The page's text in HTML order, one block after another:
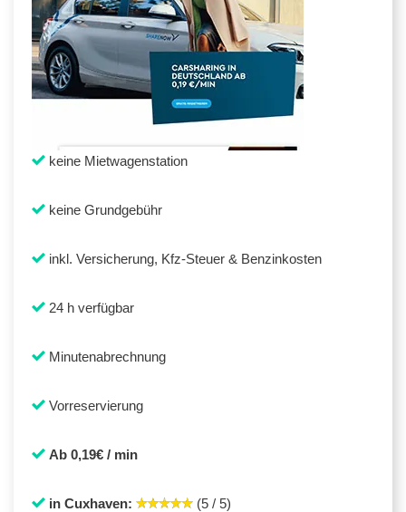
keine Mietwagenstation
keine Grundgebühr
inkl. Versicherung, Kfz-Steuer & Benzinkosten
24 h verfügbar
Minutenabrechnung
Vorreservierung
Ab 0,19€ / min
in Cuxhaven: (5 / 5)